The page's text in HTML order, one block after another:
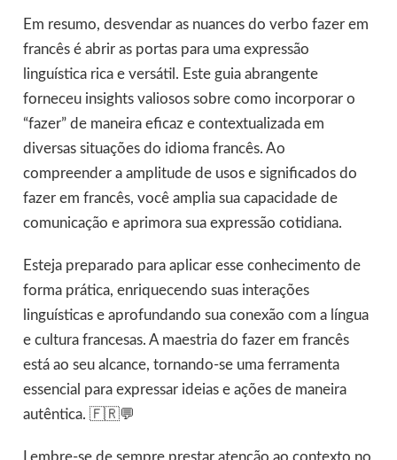
Em resumo, desvendar as nuances do verbo fazer em
francês é abrir as portas para uma expressão
linguística rica e versátil. Este guia abrangente
forneceu insights valiosos sobre como incorporar o
“fazer” de maneira eficaz e contextualizada em
diversas situações do idioma francês. Ao
compreender a amplitude de usos e significados do
fazer em francês, você amplia sua capacidade de
comunicação e aprimora sua expressão cotidiana.
Esteja preparado para aplicar esse conhecimento de
forma prática, enriquecendo suas interações
linguísticas e aprofundando sua conexão com a língua
e cultura francesas. A maestria do fazer em francês
está ao seu alcance, tornando-se uma ferramenta
essencial para expressar ideias e ações de maneira
autêntica. 🇫🇷💬